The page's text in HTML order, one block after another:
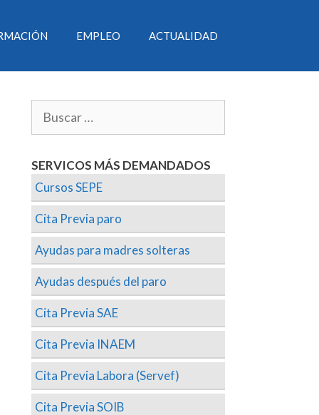
EMPLEO ACTUALIDAD
SERVICOS MÁS DEMANDADOS
Cursos SEPE
Cita Previa paro
Ayudas para madres solteras
Ayudas después del paro
Cita Previa SAE
Cita Previa INAEM
Cita Previa Labora (Servef)
Cita Previa SOIB